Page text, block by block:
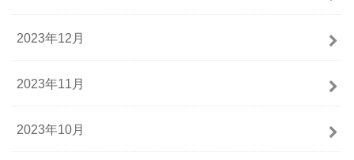
2023年12月
2023年11月
2023年10月